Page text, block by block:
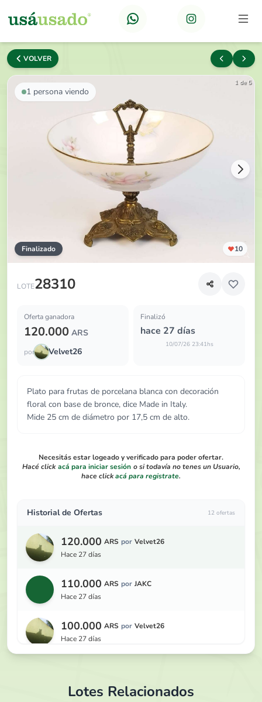
VOLVER
1 persona viendo
Finalizado 10
1 de 5
LOTE28310
Plato para frutas de porcelana blanca con decoración
Oferta ganadora
120.000 ARS
por Velvet26
Finalizó
hace 27 días
10/07/26 23:41hs
Plato para frutas de porcelana blanca con decoración
floral con base de bronce, dice Made in Italy.
Mide 25 cm de diámetro por 17,5 cm de alto.
Necesitás estar logeado y verificado para poder ofertar.
Hacé click acá para iniciar sesión o si todavía no tenes un Usuario,
hace clickacá para registrate.
Historial de Ofertas 12 ofertas
120.000 ARS por Velvet26
hace 27 días
110.000 ARS por JAKC
hace 27 días
100.000 ARS por Velvet26
hace 27 días
Lotes Relacionados